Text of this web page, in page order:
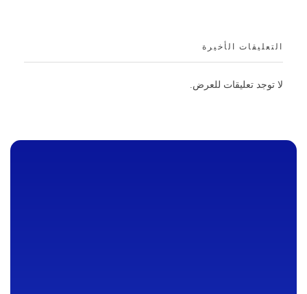
التعليقات الأخيرة
لا توجد تعليقات للعرض.